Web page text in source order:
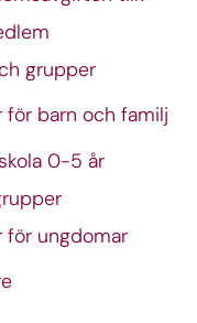
grupper
barn och familj
0-5 år
ungdomar